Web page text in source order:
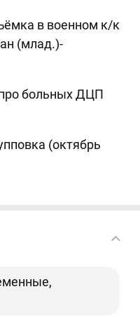
в военном к/к
(млад.)-
больных ДЦП
(октябрь